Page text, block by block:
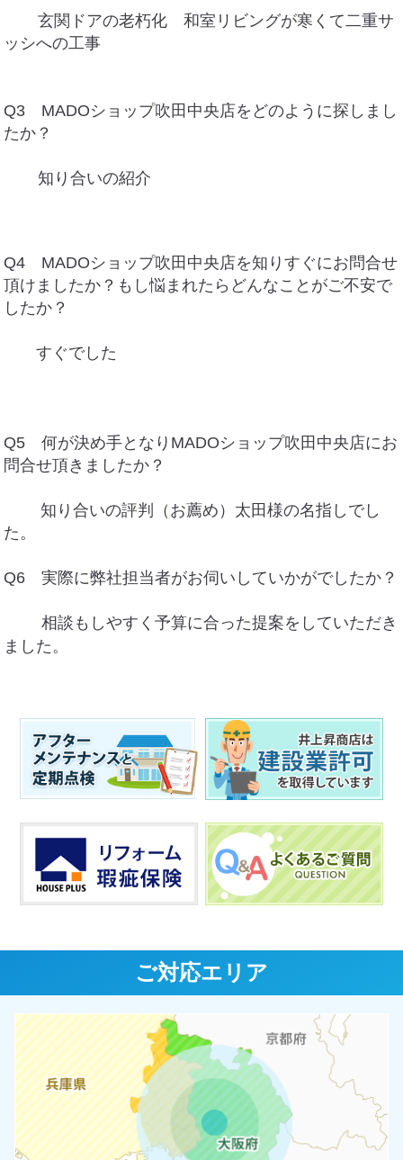
玄関ドアの老朽化 和室リビングが寒くて二重サ
ッシへの工事
Q3 MADOショップ吹田中央店をどのように探しまし
たか？
知り合いの紹介
Q4 MADOショップ吹田中央店を知りすぐにお問合せ
頂けましたか？もし悩まれたらどんなことがご不安で
したか？
すぐでした
Q5 何が決め手となりMADOショップ吹田中央店にお
問合せ頂きましたか？
知り合いの評判（お薦め）太田様の名指しでし
た。
Q6 実際に弊社担当者がお伺いしていかがでしたか？
相談もしやすく予算に合った提案をしていただき
ました。
ご対応エリア